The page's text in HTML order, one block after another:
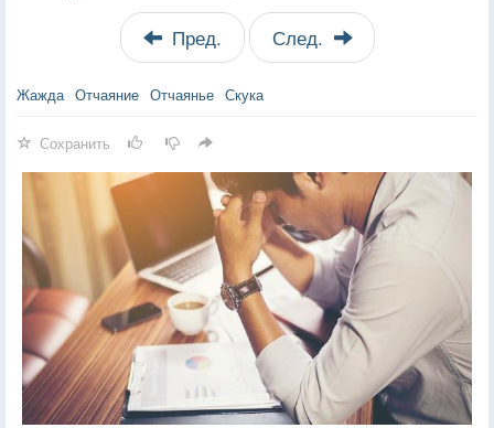
Пред. След.
Жажда Отчаяние Отчаянье Скука
Сохранить